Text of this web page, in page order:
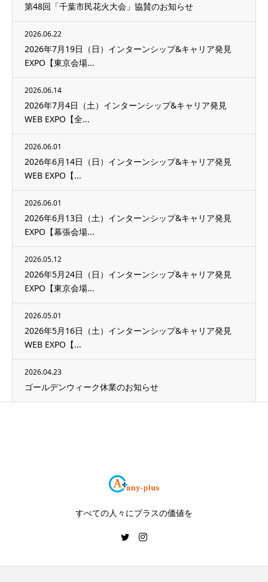
第48回「千葉市民花火大会」協賛のお知らせ
2026.06.22
2026年7月19日（日）インターンシップ&キャリア発見
EXPO【東京会場...
2026.06.14
2026年7月4日（土）インターンシップ&キャリア発見
WEB EXPO【全...
2026.06.01
2026年6月14日（日）インターンシップ&キャリア発見
WEB EXPO【...
2026.06.01
2026年6月13日（土）インターンシップ&キャリア発見
EXPO【幕張会場...
2026.05.12
2026年5月24日（日）インターンシップ&キャリア発見
EXPO【東京会場...
2026.05.01
2026年5月16日（土）インターンシップ&キャリア発見
WEB EXPO【...
2026.04.23
ゴールデンウィーク休業のお知らせ
すべての人々にプラスの価値を